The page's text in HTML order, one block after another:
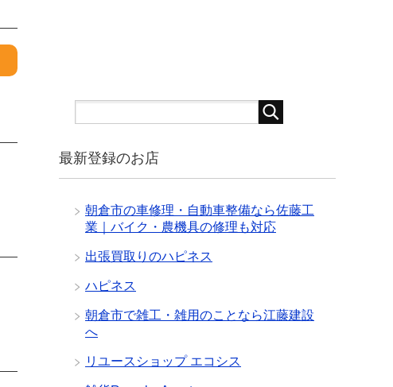
最新登録のお店
朝倉市の車修理・自動車整備なら佐藤工
業｜バイク・農機具の修理も対応
出張買取りのハピネス
ハピネス
朝倉市で雑工・雑用のことなら江藤建設
へ
リユースショップ エコシス